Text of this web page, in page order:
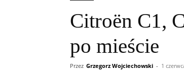
Citroën C1,
po mieście
Przez Grzegorz Wojciechowski - 1